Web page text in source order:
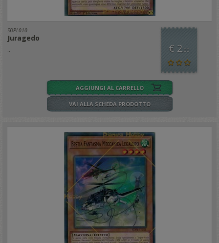
SDPL010
Juragedo
.. € 2,00
AGGIUNGI AL CARRELLO
VAI ALLA SCHEDA PRODOTTO